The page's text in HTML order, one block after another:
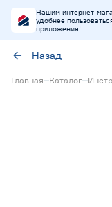
Нашим интернет-
удобнее
приложения!
Назад
Главная Каталог